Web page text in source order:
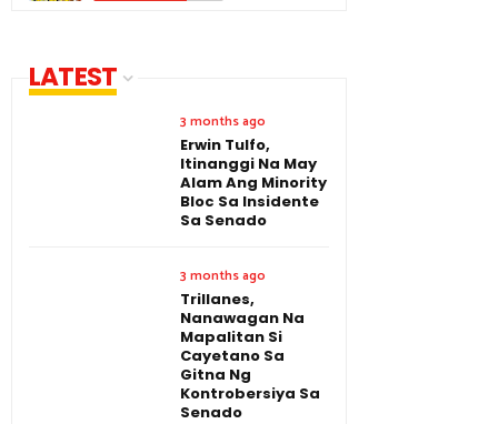
LATEST
3 months ago
Erwin Tulfo,
Itinanggi Na May
Alam Ang Minority
Bloc Sa Insidente
Sa Senado
3 months ago
Trillanes,
Nanawagan Na
Mapalitan Si
Cayetano Sa
Gitna Ng
Kontrobersiya Sa
Senado